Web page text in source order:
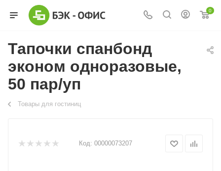
0
Тапочки спанбонд
эконом одноразовые,
50 пар/уп
Товары для гостиниц
Код: 00000073207